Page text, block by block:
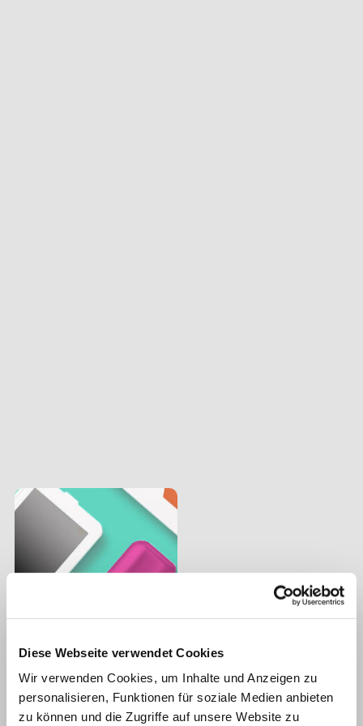
Diese Webseite verwendet Cookies
Wir verwenden Cookies, um Inhalte und Anzeigen zu
personalisieren, Funktionen für soziale Medien anbieten
zu können und die Zugriffe auf unsere Website zu